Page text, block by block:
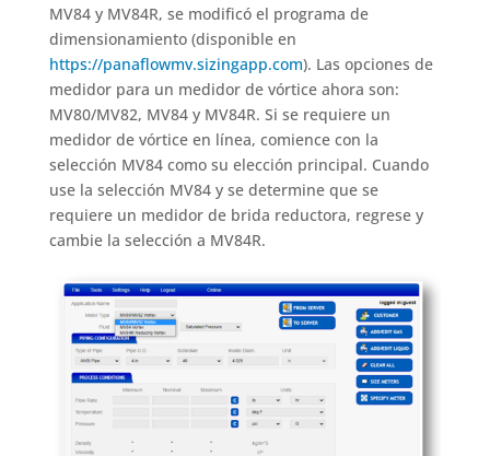
MV84 y MV84R, se modificó el programa de
dimensionamiento (disponible en
https://panaflowmv.sizingapp.com). Las opciones de
medidor para un medidor de vórtice ahora son:
MV80/MV82, MV84 y MV84R. Si se requiere un
medidor de vórtice en línea, comience con la
selección MV84 como su elección principal. Cuando
use la selección MV84 y se determine que se
requiere un medidor de brida reductora, regrese y
cambie la selección a MV84R.